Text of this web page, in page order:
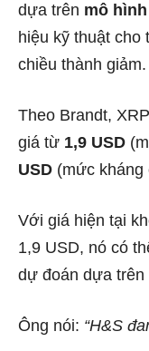
dựa trên mô hình
hiệu kỹ thuật
chiều thành giảm.
Theo Brandt,
giá từ 1,9 USD
USD (mức kháng
Với giá hiện tại
1,9 USD, nó có
dự đoán dựa trên
Ông nói: “H&S